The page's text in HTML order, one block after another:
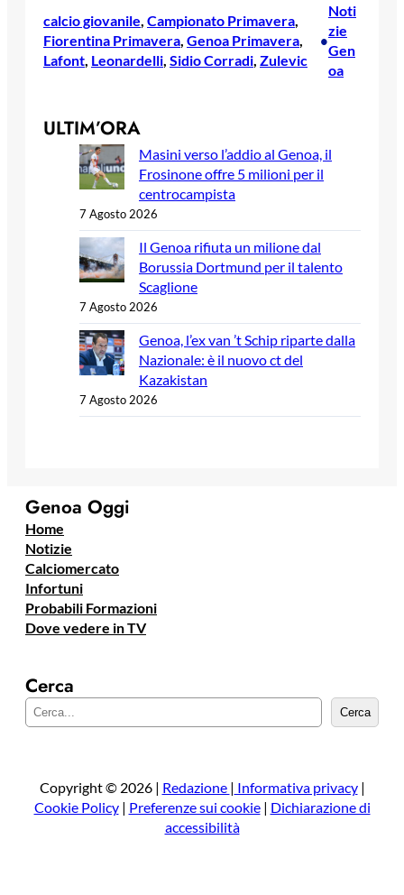
calcio giovanile Campionato Primavera
Fiorentina Primavera Genoa Primavera
Lafont Leonardelli Sidio Corradi Zulevic
•
Noti
zie
Gen
oa
ULTIM’ORA
Masini verso l’addio al Genoa, il
Frosinone offre 5 milioni per il
centrocampista
7 Agosto 2026
Il Genoa rifiuta un milione dal
Borussia Dortmund per il talento
Scaglione
7 Agosto 2026
Genoa, l’ex van ’t Schip riparte dalla
Nazionale: è il nuovo ct del
Kazakistan
7 Agosto 2026
Genoa Oggi
Home
Notizie
Calciomercato
Infortuni
Probabili Formazioni
Dove vedere in TV
Cerca
e
a
Cerca
Copyright © 2026 | Redazione | Informativa privacy|
Cookie Policy| Preferenze sui cookie| Dichiarazione di
accessibilità